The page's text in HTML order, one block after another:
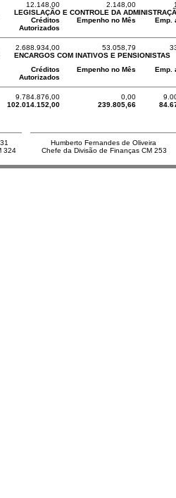
12.148,00 2.148,00
LEGISLAÇÃO E CONTROLE DA
Créditos
Autorizados
Empenho no Mês Emp.
2.688.934,00 53.058,79
ENCARGOS COM INATIVOS E PENSIONISTAS
Créditos
Autorizados
Empenho no Mês Emp.
9.784.876,00 0,00
102.014.152,00 239.805,66
Humberto Fernandes de Oliveira
324
Chefe da Divisão de Finanças CM 253